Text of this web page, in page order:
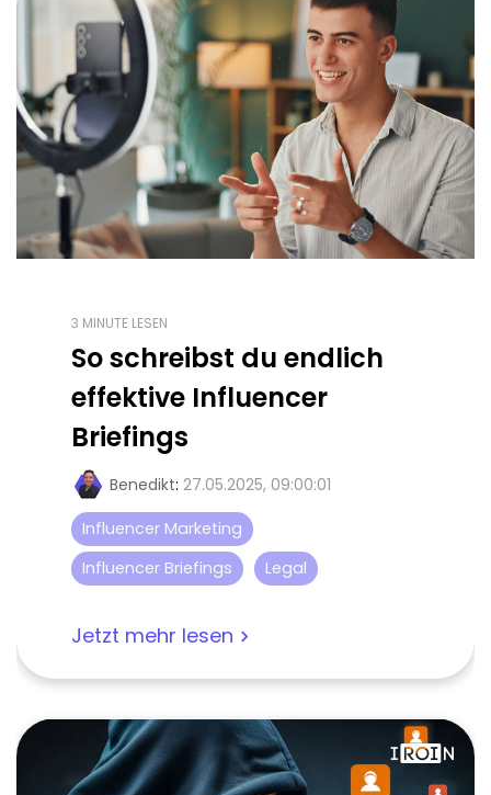
3 MINUTE LESEN
So schreibst du endlich
effektive Influencer
Briefings
Benedikt: 27.05.2025, 09:00:01
Influencer Marketing
Influencer Briefings
Legal
Jetzt mehr lesen